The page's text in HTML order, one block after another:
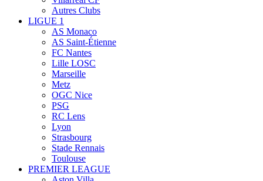
Autres Clubs
LIGUE 1
AS Monaco
AS Saint-Étienne
FC Nantes
Lille LOSC
Marseille
Metz
OGC Nice
PSG
RC Lens
Lyon
Strasbourg
Stade Rennais
Toulouse
PREMIER LEAGUE